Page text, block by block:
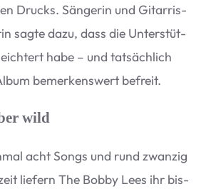
Drucks. Sän­ge­rin und Gitar­ris­
sagte dazu, dass die Unter­stüt­
habe – und tat­säch­lich
bemer­kens­wert befreit.
wild
acht Songs und rund zwan­zig
lie­fern The Bobby Lees ihr bis­